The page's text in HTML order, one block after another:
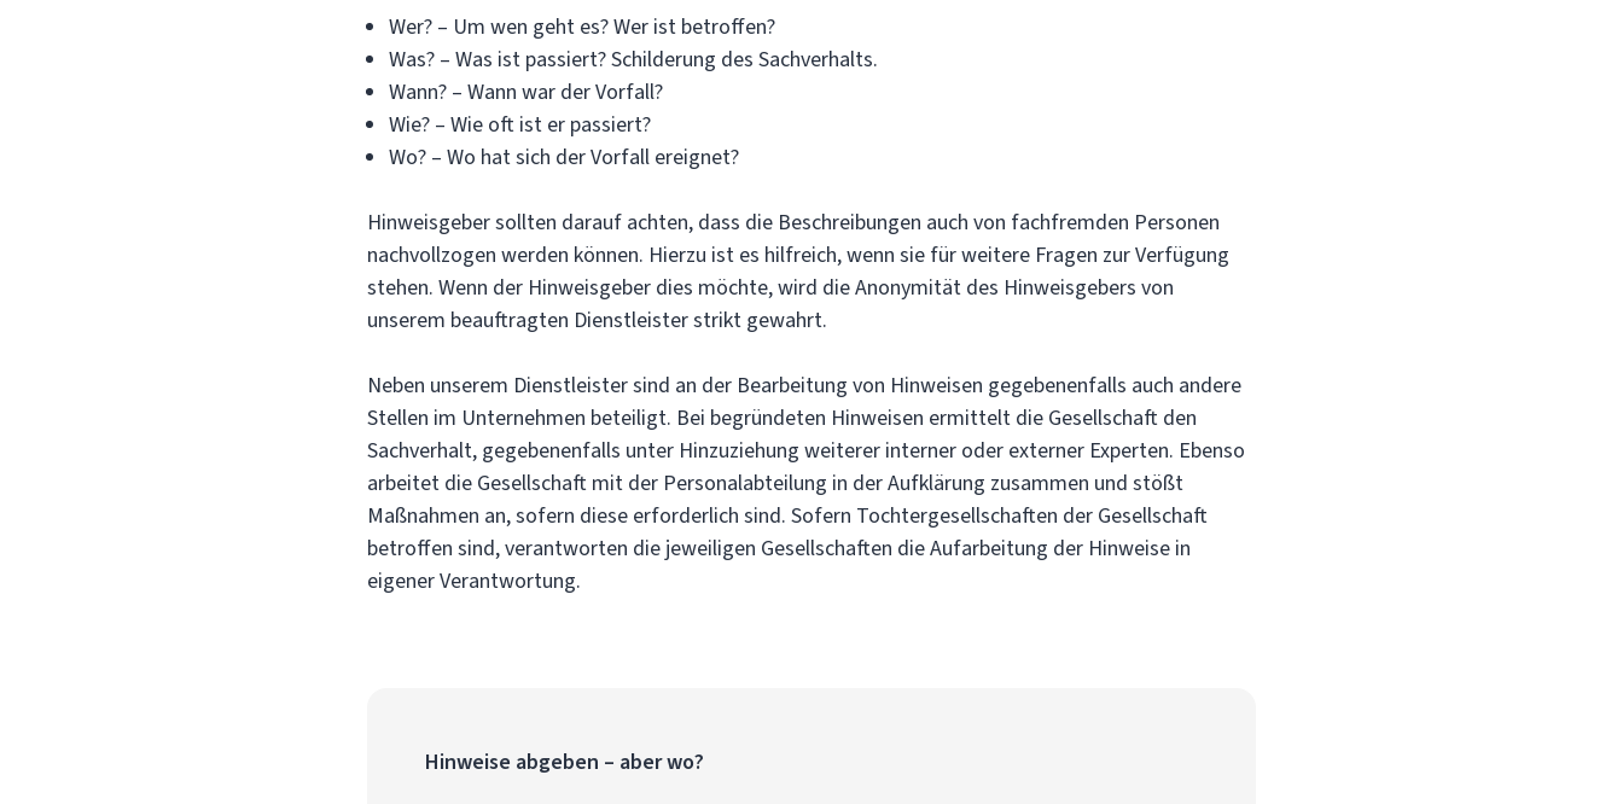
Wer? – Um wen geht es? Wer ist betroffen?
Was? – Was ist passiert? Schilderung des Sachverhalts.
Wann? – Wann war der Vorfall?
Wie? – Wie oft ist er passiert?
Wo? – Wo hat sich der Vorfall ereignet?
Hinweisgeber sollten darauf achten, dass die Beschreibungen auch von fachfremden Personen
nachvollzogen werden können. Hierzu ist es hilfreich, wenn sie für weitere Fragen zur Verfügung
stehen. Wenn der Hinweisgeber dies möchte, wird die Anonymität des Hinweisgebers von
unserem beauftragten Dienstleister strikt gewahrt.
Neben unserem Dienstleister sind an der Bearbeitung von Hinweisen gegebenenfalls auch andere
Stellen im Unternehmen beteiligt. Bei begründeten Hinweisen ermittelt die Gesellschaft den
Sachverhalt, gegebenenfalls unter Hinzuziehung weiterer interner oder externer Experten. Ebenso
arbeitet die Gesellschaft mit der Personalabteilung in der Aufklärung zusammen und stößt
Maßnahmen an, sofern diese erforderlich sind. Sofern Tochtergesellschaften der Gesellschaft
betroffen sind, verantworten die jeweiligen Gesellschaften die Aufarbeitung der Hinweise in
eigener Verantwortung.
Hinweise abgeben – aber wo?